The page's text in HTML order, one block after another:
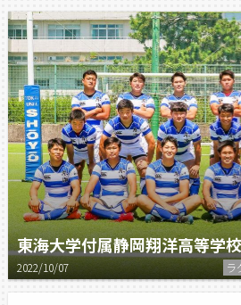
東海大学付属静岡翔洋高等学
2022/10/07 ラ